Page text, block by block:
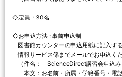
◇定員：30名
◇お申込方法 : 事前申込制
図書館カウンターの申込用紙に記入す
情報サービス係までメールでお申込くだ
（件名：「ScienceDirect講習会申込み
本文：お名前・所属・学籍番号・電話